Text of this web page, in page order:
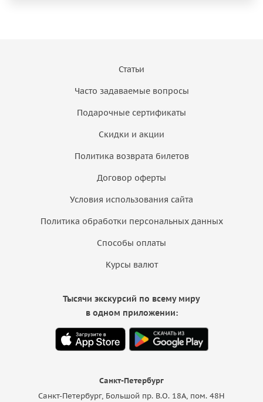
Статьи
Часто задаваемые вопросы
Подарочные сертификаты
Скидки и акции
Политика возврата билетов
Договор оферты
Условия использования сайта
Политика обработки персональных данных
Способы оплаты
Курсы валют
Санкт-Петербург
Санкт-Петербург, Большой пр. В.О. 18A, пом. 48Н
Тысячи экскурсий по всему миру
в одном приложении: